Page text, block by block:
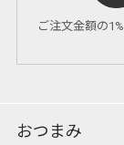
ご注文金額の1%
おつまみ